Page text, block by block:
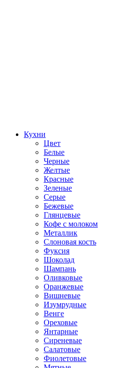
Кухни
Цвет
Белые
Черные
Желтые
Красные
Зеленые
Серые
Бежевые
Глянцевые
Кофе с молоком
Металлик
Слоновая кость
Фуксия
Шоколад
Шампань
Оливковые
Оранжевые
Вишневые
Изумрудные
Венге
Ореховые
Янтарные
Сиреневые
Салатовые
Фиолетовые